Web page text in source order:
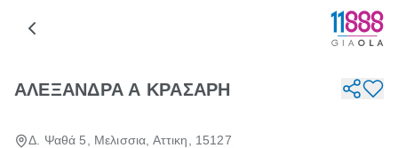
ΑΛΕΞΑΝΔΡΑ Α ΚΡΑΣΑΡΗ
Δ. Ψαθά 5, Μελισσια, Αττικη, 15127